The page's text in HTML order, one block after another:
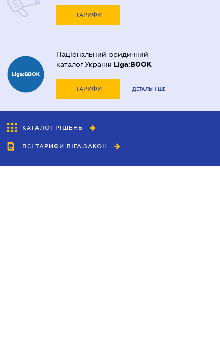
ТАРИФИ
Національний юридичний
каталог України Liga:BOOK
ТАРИФИ ДЕТАЛЬНІШЕ
КАТАЛОГ РІШЕНЬ
ВСІ ТАРИФИ ЛІГА:ЗАКОН